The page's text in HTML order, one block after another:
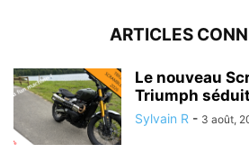
ARTICLES
Le nouveau
Triumph séduit
Sylvain R - 3 août,